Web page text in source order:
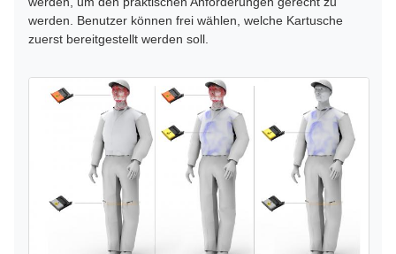
werden. Benutzer können frei wählen, welche Kartusche
zuerst bereitgestellt werden soll.